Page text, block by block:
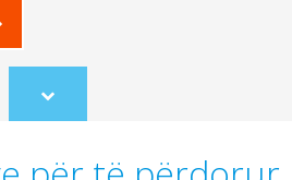
Scroll
to